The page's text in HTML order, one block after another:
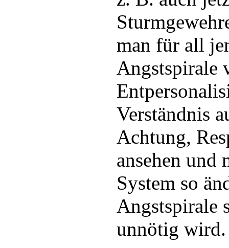
man für all
Angstspirale
Verständnis
Achtung,
ansehen und
System so
Angstspirale
unnötig wird.